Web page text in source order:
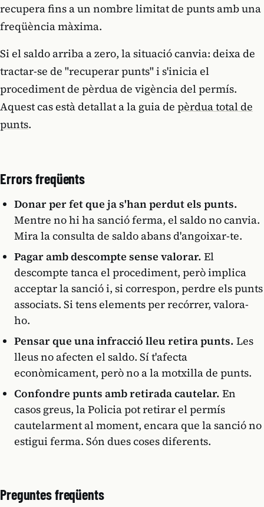
recupera fins a un nombre limitat de punts amb una
freqüència màxima.
Si el saldo arriba a zero, la situació canvia: deixa de
tractar-se de "recuperar punts" i s'inicia el
procediment de pèrdua de vigència del permís.
Aquest cas està detallat a la guia de pèrdua total de
punts.
Errors freqüents
Donar per fet que ja s'han perdut els punts.
Mentre no hi ha sanció ferma, el saldo no canvia.
Mira la consulta de saldo abans d'angoixar-te.
Pagar amb descompte sense valorar. El
descompte tanca el procediment, però implica
acceptar la sanció i, si correspon, perdre els punts
associats. Si tens elements per recórrer, valora-
ho.
Pensar que una infracció lleu retira punts. Les
lleus no afecten el saldo. Sí t'afecta
econòmicament, però no a la motxilla de punts.
Confondre punts amb retirada cautelar. En
casos greus, la Policia pot retirar el permís
cautelarment al moment, encara que la sanció no
estigui ferma. Són dues coses diferents.
Preguntes freqüents